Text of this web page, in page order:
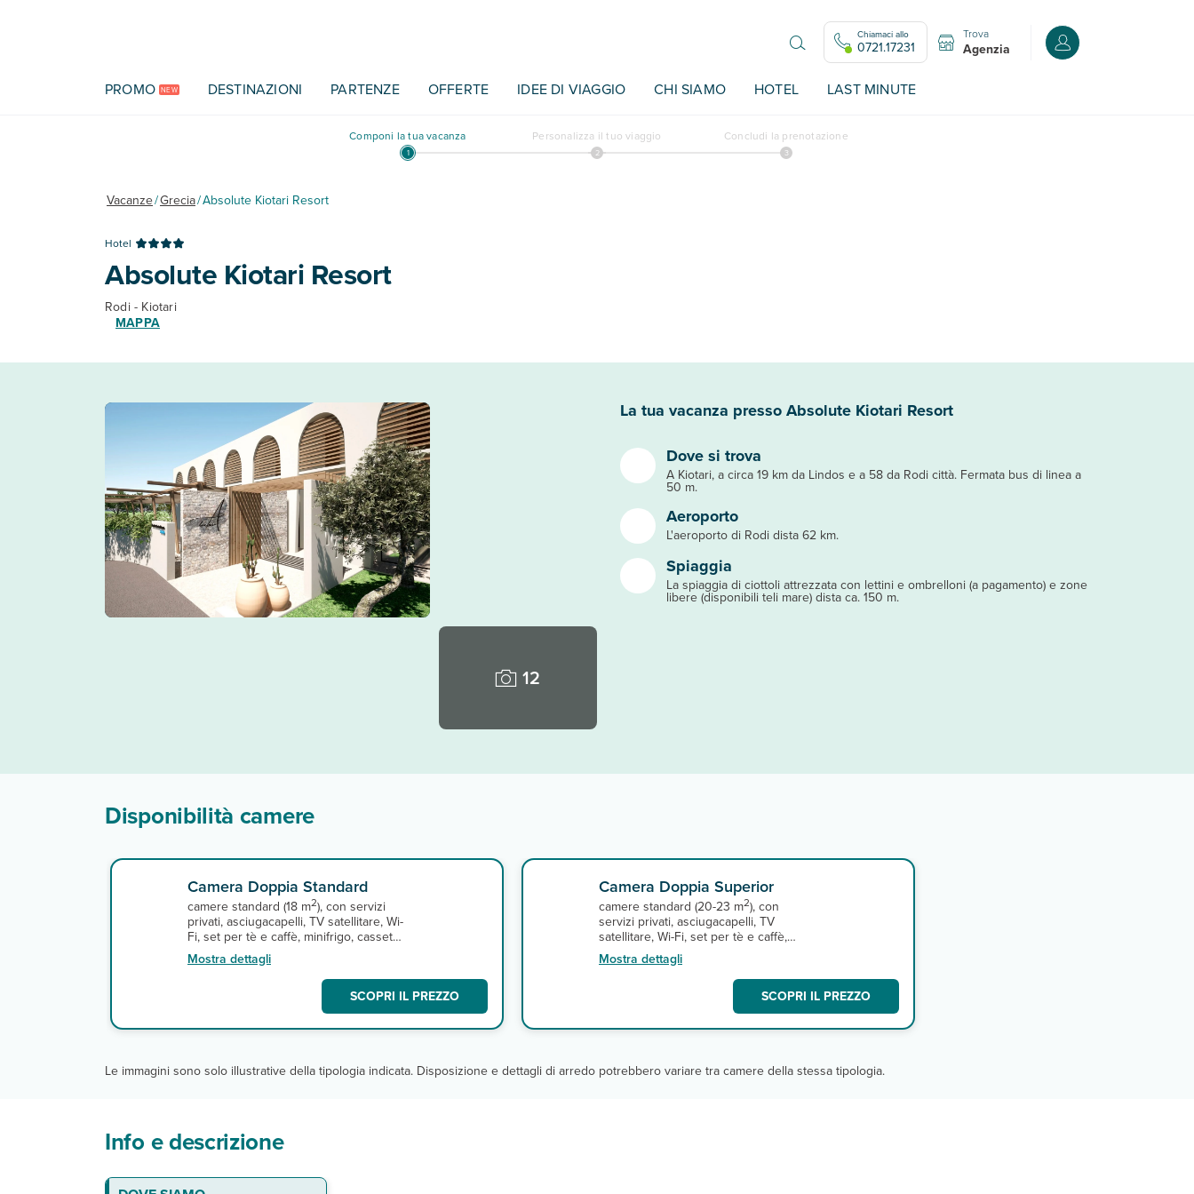
Chiamaci allo
0721.17231
Trova
Agenzia Accedi o registrati
PROMO NEW DESTINAZIONI PARTENZE OFFERTE IDEE DI VIAGGIO CHI SIAMO HOTEL LAST MINUTE
Componi la tua vacanza Personalizza il tuo viaggio Concludi la prenotazione
Vacanze/Grecia/Absolute Kiotari Resort
Hotel
Absolute Kiotari Resort
Rodi - Kiotari
MAPPA
12
Dove si trova
A Kiotari, a circa 19 km da Lindos e a 58 da Rodi città. Fermata bus di linea a
50 m.
Aeroporto
L'aeroporto di Rodi dista 62 km.
Spiaggia
La spiaggia di ciottoli attrezzata con lettini e ombrelloni (a pagamento) e zone
libere (disponibili teli mare) dista ca. 150 m.
La tua vacanza presso Absolute Kiotari Resort
Disponibilità camere
Camera Doppia Standard
camere standard (18 m2), con servizi
privati, asciugacapelli, TV satellitare, Wi-
Fi, set per tè e caffè, minifrigo, cassetta
di sicurezza, balcone o terrazza.
Massima occupazione 2 persone.
Mostra dettagli
SCOPRI IL PREZZO
Camera Doppia Superior
camere standard (20-23 m2), con
servizi privati, asciugacapelli, TV
satellitare, Wi-Fi, set per tè e caffè,
minifrigo, cassetta di sicurezza,
balcone o terrazza. In caso di tripla, la
terza persona viene sistemata in sun
sofa bed. Massima occupazione 3
Mostra dettagli
SCOPRI IL PREZZO
Le immagini sono solo illustrative della tipologia indicata. Disposizione e dettagli di arredo potrebbero variare tra camere della stessa tipologia.
Info e descrizione